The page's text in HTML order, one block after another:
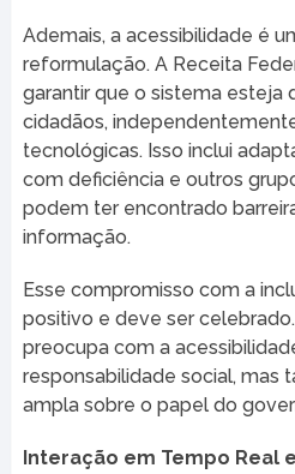
Ademais, a acessibilidade é
reformulação. A Receita
garantir que o sistema esteja
cidadãos,
tecnológicas. Isso inclui
com deficiência e outros
podem ter encontrado
informação.
Esse compromisso com a
positivo e deve ser
preocupa com a
responsabilidade social, mas
ampla sobre o papel do
Interação em Tempo Real